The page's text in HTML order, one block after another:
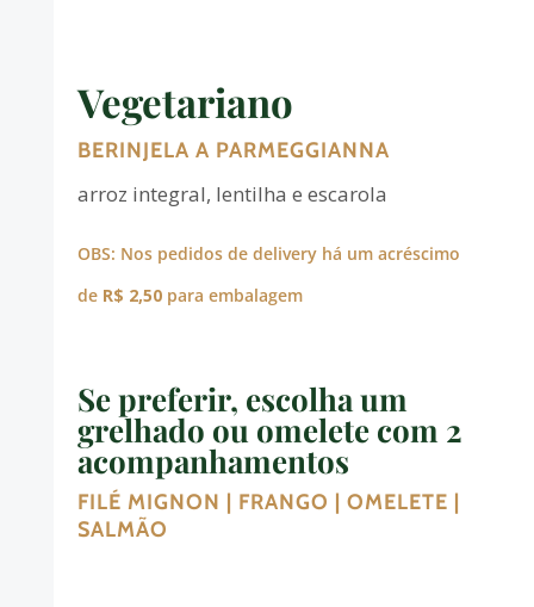
Vegetariano
BERINJELA A PARMEGGIANNA
arroz integral, lentilha e escarola
OBS: Nos pedidos de delivery há um acréscimo
de R$ 2,50para embalagem
Se preferir, escolha um
grelhado ou omelete com 2
acompanhamentos
FILÉ MIGNON | FRANGO | OMELETE |
SALMÃO